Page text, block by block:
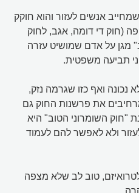
אנשים לעזור והוא חוקק
(חוק די דומה, אגב, לחוק
מגן על אדם שמושיט עזרה
תביעה משפטית.
נכונה ואף כזו שגרמה נזק,
את פרשנות החוק גם
"חוק השומרוני הטוב" היא
ולא לאפשר להם לעמוד
טוב לב שלא מצפה